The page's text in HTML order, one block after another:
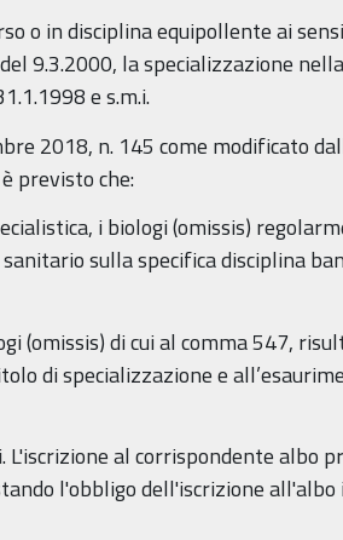
disciplina equipollente ai sensi
9.3.2000, la specializzazione
e s.m.i.
2018, n. 145 come modificato
previsto che:
i biologi (omissis)
sulla specifica disciplina
(omissis) di cui al comma 547,
di specializzazione e
al corrispondente albo
l'obbligo dell'iscrizione